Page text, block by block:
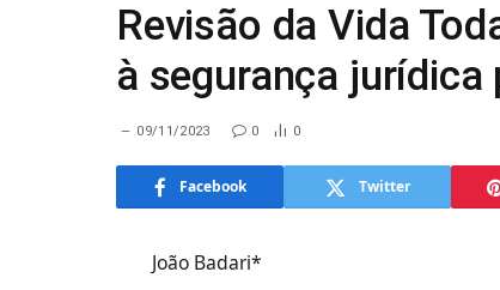
Revisão da Vida
à segurança
09/11/2023 0 0
Facebook Twitter
João Badari*